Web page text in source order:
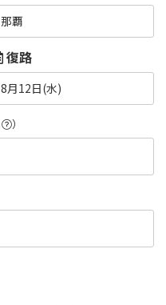
那覇
復路
8月12日(水)
）